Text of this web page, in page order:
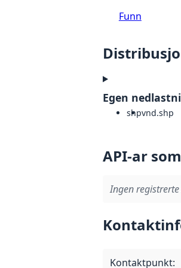
Funn
Egen
shpvnd.shp
API-ar
Ingen
Kontaktpunkt: